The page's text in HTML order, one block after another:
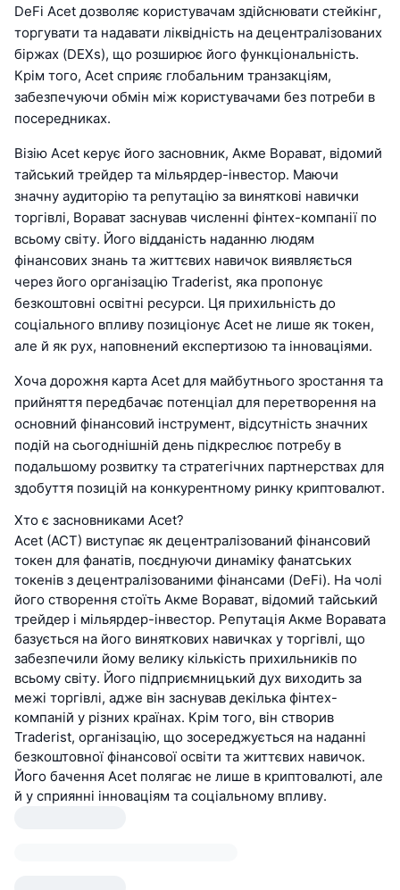
DeFi Acet дозволяє користувачам здійснювати стейкінг,
торгувати та надавати ліквідність на децентралізованих
біржах (DEXs), що розширює його функціональність.
Крім того, Acet сприяє глобальним транзакціям,
забезпечуючи обмін між користувачами без потреби в
посередниках.
Візію Acet керує його засновник, Акме Ворават, відомий
тайський трейдер та мільярдер-інвестор. Маючи
значну аудиторію та репутацію за виняткові навички
торгівлі, Ворават заснував численні фінтех-компанії по
всьому світу. Його відданість наданню людям
фінансових знань та життєвих навичок виявляється
через його організацію Traderist, яка пропонує
безкоштовні освітні ресурси. Ця прихильність до
соціального впливу позиціонує Acet не лише як токен,
але й як рух, наповнений експертизою та інноваціями.
Хоча дорожня карта Acet для майбутнього зростання та
прийняття передбачає потенціал для перетворення на
основний фінансовий інструмент, відсутність значних
подій на сьогоднішній день підкреслює потребу в
подальшому розвитку та стратегічних партнерствах для
здобуття позицій на конкурентному ринку криптовалют.
Хто є засновниками Acet?
Acet (ACT) виступає як децентралізований фінансовий
токен для фанатів, поєднуючи динаміку фанатських
токенів з децентралізованими фінансами (DeFi). На чолі
його створення стоїть Акме Ворават, відомий тайський
трейдер і мільярдер-інвестор. Репутація Акме Воравата
базується на його виняткових навичках у торгівлі, що
забезпечили йому велику кількість прихильників по
всьому світу. Його підприємницький дух виходить за
межі торгівлі, адже він заснував декілька фінтех-
компаній у різних країнах. Крім того, він створив
Traderist, організацію, що зосереджується на наданні
безкоштовної фінансової освіти та життєвих навичок.
Його бачення Acet полягає не лише в криптовалюті, але
й у сприянні інноваціям та соціальному впливу.